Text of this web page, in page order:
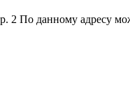
2 По данному адресу